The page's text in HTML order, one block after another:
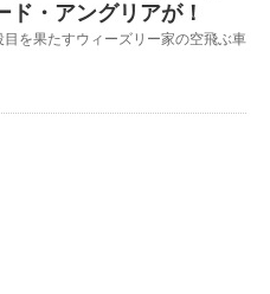
ド・アングリアが！
目を果たすウィーズリー家の空飛ぶ車